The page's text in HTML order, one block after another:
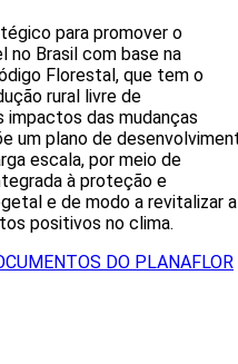
para promover o
Brasil com base na
Florestal, que tem o
rural livre de
das mudanças
um plano de
escala, por meio de
à proteção e
e de modo a revitalizar a
positivos no clima.
DO PLANAFLOR